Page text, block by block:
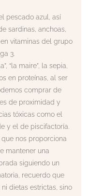
pescado azul, así
sardinas, anchoas,
vitaminas del grupo
3.
“la maire”, la sepia,
en proteínas, al ser
comprar de
de proximidad y
tóxicas como el
y el de piscifactoría.
nos proporciona
mantener una
siguiendo un
recuerdo que
dietas estrictas, sino